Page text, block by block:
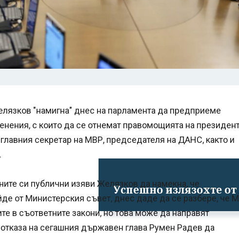
Успешно излязохте
"намигна" днес на парламента да предприеме
с които да се отнемат правомощията на
секретар на МВР, председателя на ДАНС, както и
си публични изяви Желязков да намекна, че
от Министерския съвет, днес даде да се разбере, че
в съответните закони, но това може да направят
на сегашния държавен глава Румен Радев да